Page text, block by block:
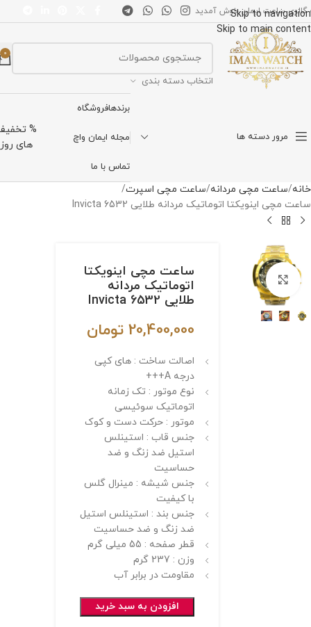
Skip to navigation
Skip to main content
گالری ساعت ایمان خوش آمدید
انتخاب دسته بندی
0
مرور دسته ها
برندهافروشگاه
مجله ایمان واچ
تماس با ما
%
های روز
خانه ساعت مچی مردانه ساعت مچی اسپرت
ساعت مچی اینویکتا اتوماتیک مردانه طلایی Invicta 6532
برای بزرگنمایی کلیک کنیدساعت مچی اینویکتا
اتوماتیک مردانه
طلایی Invicta 6532
20,400,000 تومان
اصالت ساخت : های کپی
درجه A+++
نوع موتور : تک زمانه
اتوماتیک سوئیسی
موتور : حرکت دست و کوک
جنس قاب : استینلس
استیل ضد زنگ و ضد
حساسیت
جنس شیشه : مینرال گلس
با کیفیت
جنس بند : استینلس استیل
ضد زنگ و ضد حساسیت
قطر صفحه : 55 میلی گرم
وزن : 237 گرم
مقاومت در برابر آب
افزودن به سبد خرید